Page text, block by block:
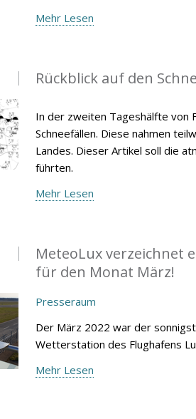
Mehr Lesen
Rückblick auf den
In der zweiten Tageshälfte von
Schneefällen. Diese nahmen
Landes. Dieser Artikel soll die
führten.
Mehr Lesen
MeteoLux verzeichnet
für den Monat März!
Presseraum
Der März 2022 war der
Wetterstation des Flughafens
Mehr Lesen